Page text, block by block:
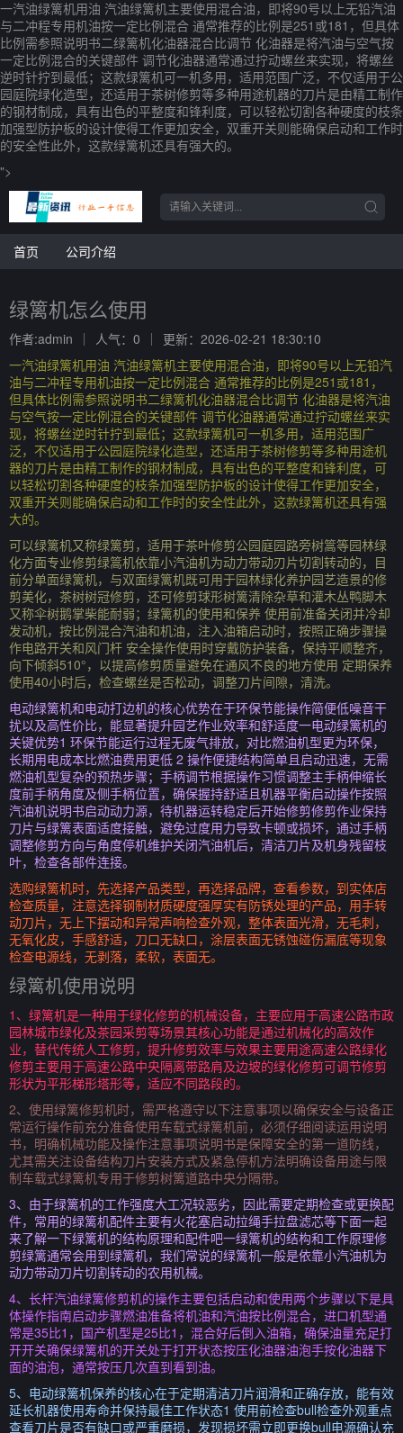
一汽油绿篱机用油 汽油绿篱机主要使用混合油，即将90号以上无铅汽油
与二冲程专用机油按一定比例混合 通常推荐的比例是251或181，但具体
比例需参照说明书二绿篱机化油器混合比调节 化油器是将汽油与空气按
一定比例混合的关键部件 调节化油器通常通过拧动螺丝来实现，将螺丝
逆时针拧到最低；这款绿篱机可一机多用，适用范围广泛，不仅适用于公
园庭院绿化造型，还适用于茶树修剪等多种用途机器的刀片是由精工制作
的钢材制成，具有出色的平整度和锋利度，可以轻松切割各种硬度的枝条
加强型防护板的设计使得工作更加安全，双重开关则能确保启动和工作时
的安全性此外，这款绿篱机还具有强大的。
">
首页 公司介绍
绿篱机怎么使用
作者:admin 人气：0
更新：2026-02-21 18:30:10
一汽油绿篱机用油 汽油绿篱机主要使用混合油，即将90号以上无铅汽
油与二冲程专用机油按一定比例混合 通常推荐的比例是251或181，
但具体比例需参照说明书二绿篱机化油器混合比调节 化油器是将汽油
与空气按一定比例混合的关键部件 调节化油器通常通过拧动螺丝来实
现，将螺丝逆时针拧到最低；这款绿篱机可一机多用，适用范围广
泛，不仅适用于公园庭院绿化造型，还适用于茶树修剪等多种用途机
器的刀片是由精工制作的钢材制成，具有出色的平整度和锋利度，可
以轻松切割各种硬度的枝条加强型防护板的设计使得工作更加安全，
双重开关则能确保启动和工作时的安全性此外，这款绿篱机还具有强
大的。
可以绿篱机又称绿篱剪，适用于茶叶修剪公园庭园路旁树篙等园林绿
化方面专业修剪绿篙机依靠小汽油机为动力带动刃片切割转动的，目
前分单面绿篱机，与双面绿篱机既可用于园林绿化养护园艺造景的修
剪美化，茶树树冠修剪，还可修剪球形树篱清除杂草和灌木丛鸭脚木
又称伞树鹅掌柴能耐弱；绿篱机的使用和保养 使用前准备关闭并冷却
发动机，按比例混合汽油和机油，注入油箱启动时，按照正确步骤操
作电路开关和风门杆 安全操作使用时穿戴防护装备，保持平顺整齐，
向下倾斜510°，以提高修剪质量避免在通风不良的地方使用 定期保养
使用40小时后，检查螺丝是否松动，调整刀片间隙，清洗。
电动绿篱机和电动打边机的核心优势在于环保节能操作简便低噪音干
扰以及高性价比，能显著提升园艺作业效率和舒适度一电动绿篱机的
关键优势1 环保节能运行过程无废气排放，对比燃油机型更为环保，
长期用电成本比燃油费用更低 2 操作便捷结构简单且启动迅速，无需
燃油机型复杂的预热步骤；手柄调节根据操作习惯调整主手柄伸缩长
度前手柄角度及侧手柄位置，确保握持舒适且机器平衡启动操作按照
汽油机说明书启动动力源，待机器运转稳定后开始修剪修剪作业保持
刀片与绿篱表面适度接触，避免过度用力导致卡顿或损坏，通过手柄
调整修剪方向与角度停机维护关闭汽油机后，清洁刀片及机身残留枝
叶，检查各部件连接。
选购绿篱机时，先选择产品类型，再选择品牌，查看参数，到实体店
检查质量，注意选择钢制材质硬度强厚实有防锈处理的产品，用手转
动刀片，无上下摆动和异常声响检查外观，整体表面光滑，无毛刺，
无氧化皮，手感舒适，刀口无缺口，涂层表面无锈蚀碰伤漏底等现象
检查电源线，无剥落，柔软，表面无。
绿篱机使用说明
1、绿篱机是一种用于绿化修剪的机械设备，主要应用于高速公路市政
园林城市绿化及茶园采剪等场景其核心功能是通过机械化的高效作
业，替代传统人工修剪，提升修剪效率与效果主要用途高速公路绿化
修剪主要用于高速公路中央隔离带路肩及边坡的绿化修剪可调节修剪
形状为平形梯形塔形等，适应不同路段的。
2、使用绿篱修剪机时，需严格遵守以下注意事项以确保安全与设备正
常运行操作前充分准备使用车载式绿篱机前，必须仔细阅读运用说明
书，明确机械功能及操作注意事项说明书是保障安全的第一道防线，
尤其需关注设备结构刀片安装方式及紧急停机方法明确设备用途与限
制车载式绿篱机专用于修剪树篱道路中央分隔带。
3、由于绿篱机的工作强度大工况较恶劣，因此需要定期检查或更换配
件，常用的绿篱机配件主要有火花塞启动拉绳手拉盘滤芯等下面一起
来了解一下绿篱机的结构原理和配件吧一绿篱机的结构和工作原理修
剪绿篱通常会用到绿篱机，我们常说的绿篱机一般是依靠小汽油机为
动力带动刀片切割转动的农用机械。
4、长杆汽油绿篱修剪机的操作主要包括启动和使用两个步骤以下是具
体操作指南启动步骤燃油准备将机油和汽油按比例混合，进口机型通
常是35比1，国产机型是25比1，混合好后倒入油箱，确保油量充足打
开开关确保绿篱机的开关处于打开状态按压化油器油泡手按化油器下
面的油泡，通常按压几次直到看到油。
5、电动绿篱机保养的核心在于定期清洁刀片润滑和正确存放，能有效
延长机器使用寿命并保持最佳工作状态1 使用前检查bull检查外观重点
查看刀片是否有缺口或严重磨损，发现损坏需立即更换bull电源确认充